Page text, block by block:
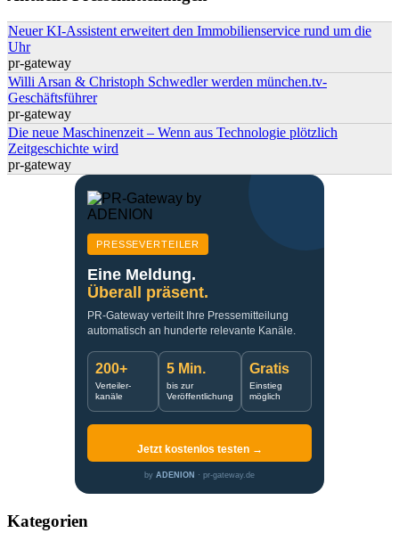
Neuer KI-Assistent erweitert den Immobilienservice rund um die
Uhr
pr-gateway
Willi Arsan & Christoph Schwedler werden münchen.tv-
Geschäftsführer
pr-gateway
Die neue Maschinenzeit – Wenn aus Technologie plötzlich
Zeitgeschichte wird
pr-gateway
PRESSEVERTEILER
Eine Meldung.
Überall präsent.
PR-Gateway verteilt Ihre Pressemitteilung
automatisch an hunderte relevante Kanäle.
200+
Verteiler-
kanäle
5 Min.
bis zur
Veröffentlichung
Gratis
Einstieg
möglich
Jetzt kostenlos testen →
by ADENION · pr-gateway.de
Kategorien